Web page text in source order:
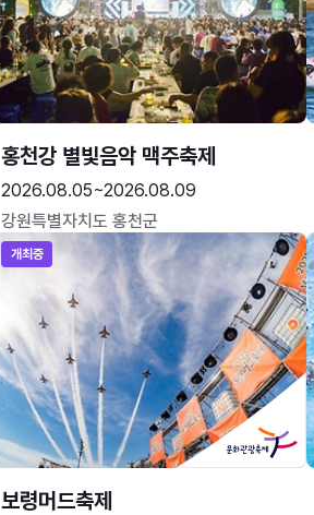
홍천강 별빛음악 맥주축제
2026.08.05~2026.08.09
강원특별자치도 홍천군
개최중
보령머드축제